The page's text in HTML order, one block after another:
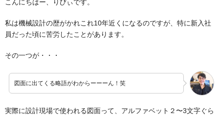
こんにちはー、りびぃです。
私は機械設計の歴がかれこれ10年近くになるのですが、特に新入社
員だった頃に苦労したことがあります。
その一つが・・・
図面に出てくる略語がわからーーーん！笑
実際に設計現場で使われる図面って、アルファベット２〜3文字ぐら